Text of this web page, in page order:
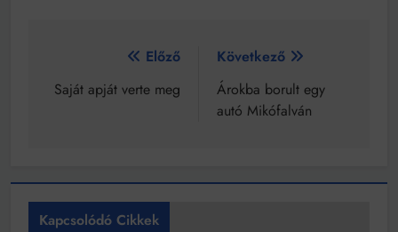
Bejegyzés
navigáció
Előző
Saját apját verte meg
Következő
Árokba borult egy
autó Mikófalván
Kapcsolódó Cikkek